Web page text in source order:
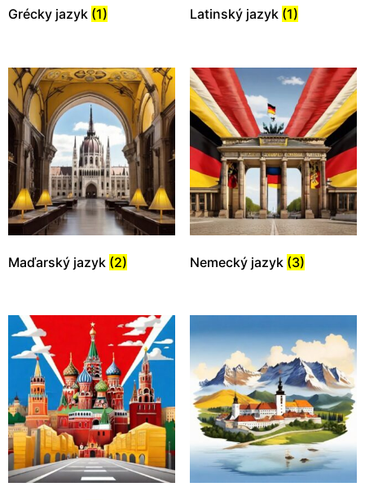
Grécky jazyk (1) Latinský jazyk (1)
Maďarský jazyk (2) Nemecký jazyk (3)